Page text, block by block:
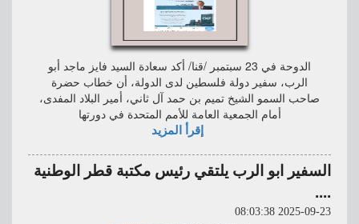
الدوحة في 23 سبتمبر /قنا/ أكد سعادة السيد فايز ماجد أبو
الرب، سفير دولة فلسطين لدى الدولة، أن خطاب حضرة
صاحب السمو الشيخ تميم بن حمد آل ثاني، أمير البلاد المفدى،
أمام الجمعية العامة للأمم المتحدة في دورتها
إقرأ المزيد
السفير ابو الرب يلتقي رئيس مكتبة قطر الوطنية
....
2025-09-23 08:03:38